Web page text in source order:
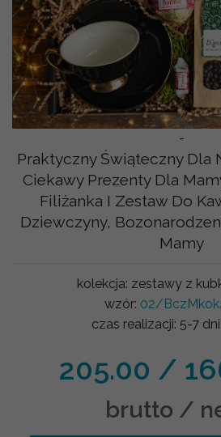
-
Praktyczny Świąteczny Dla
Ciekawy Prezenty Dla
Filiżanka I Zestaw Do
Dziewczyny,
Mamy
kolekcja: zestawy z
wzór: 02/
czas realizacji: 5-7
205.00 /
brutto /